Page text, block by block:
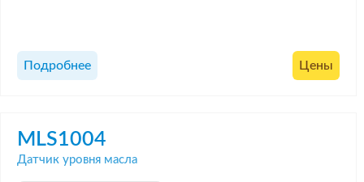
Подробнее Цены
MLS1004
Датчик уровня масла